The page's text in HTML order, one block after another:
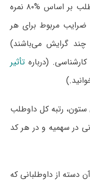
عبارت است از نمره داوطلب بر اساس %۸۰ نمره
مربوط برای هر
گرایش می‌باشند)
تأثیر
ستون، رتبه کل داوطلب
در سهمیه و در هر کد
دسته از داوطلبانی که